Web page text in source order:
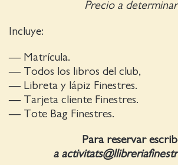
Precio a determinar
Incluye:
— Matrícula.
— Todos los libros del club,
— Libreta y lápiz Finestres.
— Tarjeta cliente Finestres.
— Tote Bag Finestres.
Para reservar
a